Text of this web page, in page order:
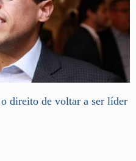
direito de voltar a ser líder